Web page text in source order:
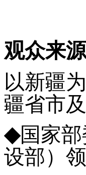
观众来源
以新疆
疆省市
◆国家
设部）